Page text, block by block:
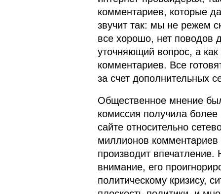
комментариев, которые
звучит так: мы не режем
все хорошо, нет поводов
уточняющий вопрос, а
комментариев. Все
за счет дополнительных
Общественное мнение
комиссия получила
сайте относительно
миллионов
производит
внимание, его
политическому кризису,